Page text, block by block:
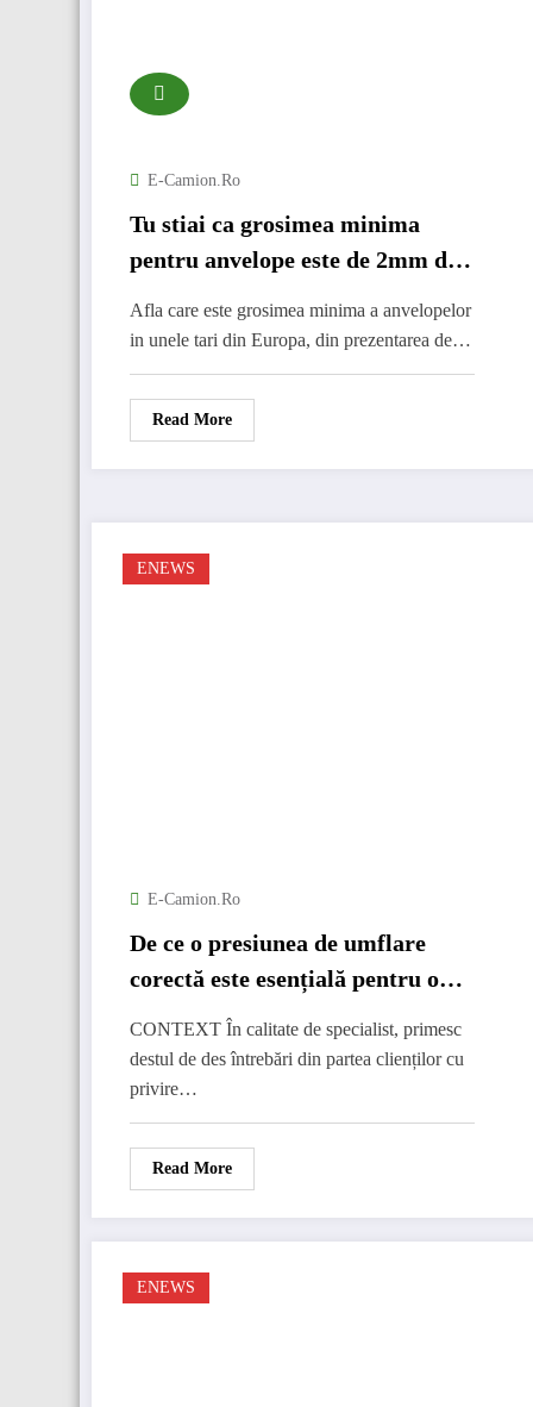
E-Camion.ro
Tu stiai ca grosimea minima
pentru anvelope este de 2mm dar
mm
Afla care este grosimea minima a anvelopelor
in unele tari din Europa, din prezentarea de…
Read More
ENEWS
E-Camion.ro
De ce o presiunea de umflare
corectă este esențială pentru o
performanță optimă?
CONTEXT În calitate de specialist, primesc
destul de des întrebări din partea clienților cu
privire…
Read More
ENEWS